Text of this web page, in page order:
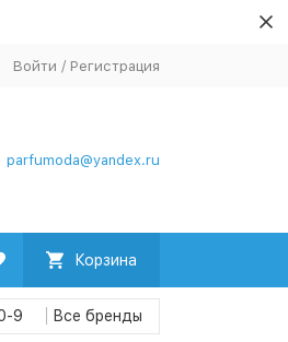
Войти / Регистрация
parfumoda@yandex.ru
Корзина
9